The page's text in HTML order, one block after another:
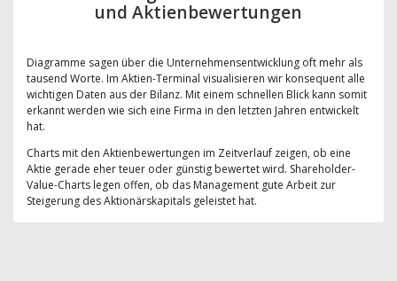
und Aktienbewertungen
Diagramme sagen über die Unternehmensentwicklung oft mehr als
tausend Worte. Im Aktien-Terminal visualisieren wir konsequent alle
wichtigen Daten aus der Bilanz. Mit einem schnellen Blick kann somit
erkannt werden wie sich eine Firma in den letzten Jahren entwickelt
hat.
Charts mit den Aktienbewertungen im Zeitverlauf zeigen, ob eine
Aktie gerade eher teuer oder günstig bewertet wird. Shareholder-
Value-Charts legen offen, ob das Management gute Arbeit zur
Steigerung des Aktionärskapitals geleistet hat.